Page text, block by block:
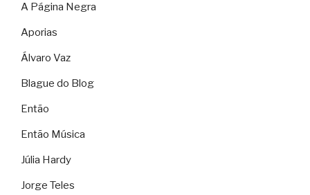
A Página Negra
Aporias
Álvaro Vaz
Blague do Blog
Então
Então Música
Júlia Hardy
Jorge Teles